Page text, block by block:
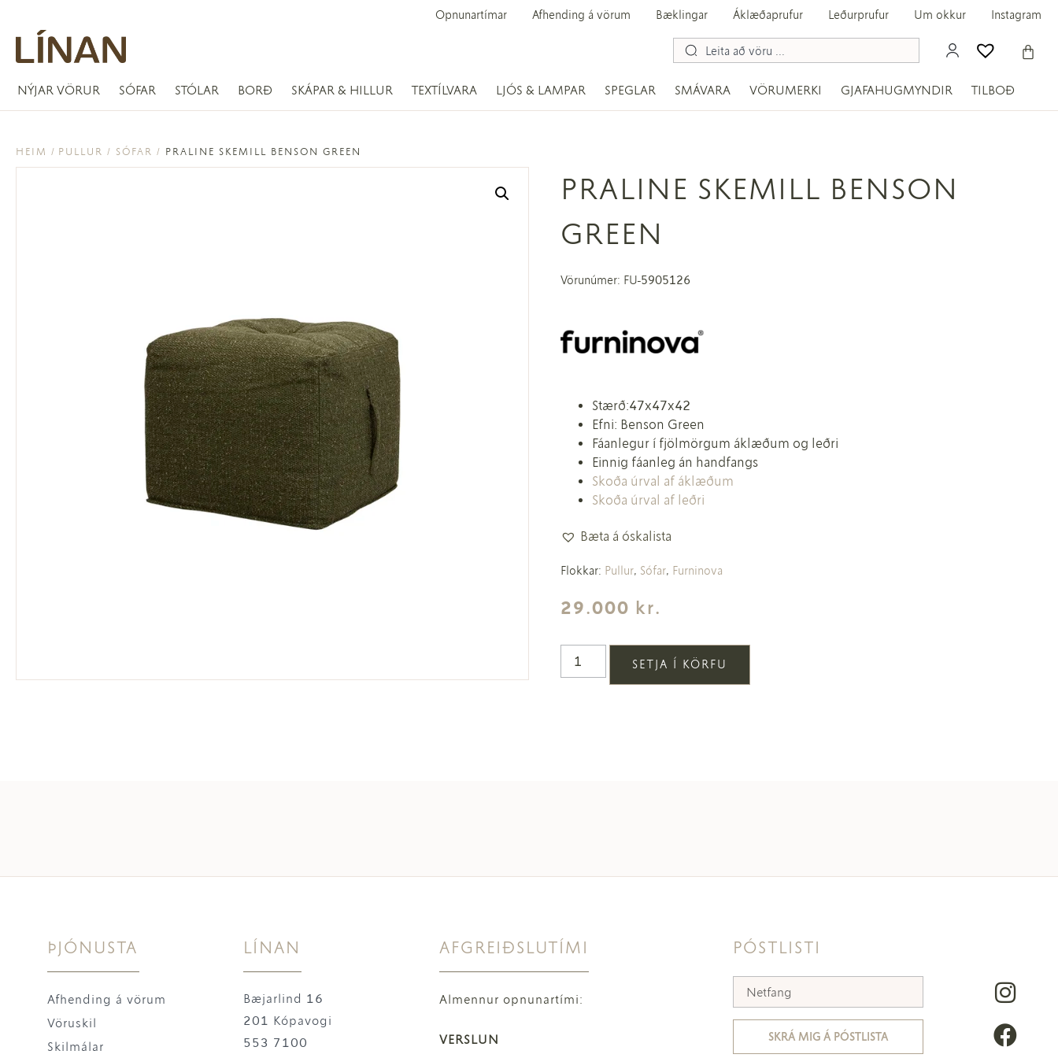
Opnunartímar Afhending á vörum Bæklingar Áklæðaprufur Leðurprufur Um okkur Instagram
NÝJAR VÖRUR SÓFAR STÓLAR BORÐ SKÁPAR & HILLUR TEXTÍLVARA LJÓS & LAMPAR SPEGLAR SMÁVARA VÖRUMERKI GJAFAHUGMYNDIR TILBOÐ
HEIM PULLUR SÓFAR PRALINE SKEMILL BENSON GREEN
PRALINE SKEMILL BENSON
GREEN
Vörunúmer: FU-5905126
Stærð:47x47x42
Efni: Benson Green
Fáanlegur í fjölmörgum áklæðum og leðri
Einnig fáanleg án handfangs
Skoða úrval af áklæðum
Skoða úrval af leðri
Bæta á óskalista
Flokkar: Pullur, Sófar, Furninova
29.000 kr.
SETJA Í KÖRFU
ÞJÓNUSTA
Afhending á vörum
Vöruskil
Skilmálar
LÍNAN
Bæjarlind 16
201 Kópavogi
553 7100
AFGREIÐSLUTÍMI
Almennur opnunartími:
VERSLUN
PÓSTLISTI
SKRÁ MIG Á PÓSTLISTA